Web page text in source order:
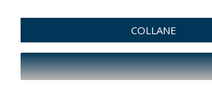
COLLANE